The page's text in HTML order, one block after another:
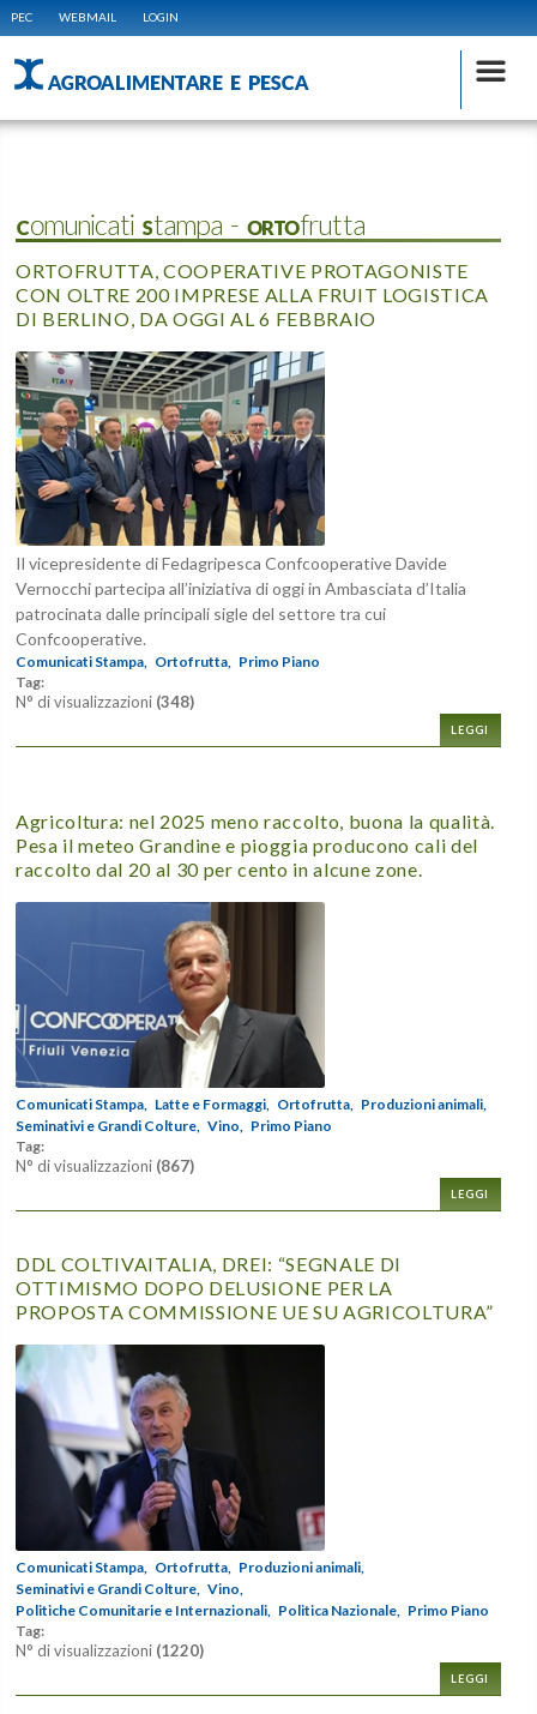
PEC WEBMAIL LOGIN
AGROALIMENTARE E PESCA
Comunicati Stampa - ORTOfrutta
ORTOFRUTTA, COOPERATIVE PROTAGONISTE
CON OLTRE 200 IMPRESE ALLA FRUIT LOGISTICA
DI BERLINO, DA OGGI AL 6 FEBBRAIO
Il vicepresidente di Fedagripesca Confcooperative Davide
Vernocchi partecipa all’iniziativa di oggi in Ambasciata d’Italia
patrocinata dalle principali sigle del settore tra cui
Confcooperative.
Comunicati Stampa, Ortofrutta, Primo Piano
Tag:
N° di visualizzazioni (348)
LEGGI
Agricoltura: nel 2025 meno raccolto, buona la qualità.
Pesa il meteo Grandine e pioggia producono cali del
raccolto dal 20 al 30 per cento in alcune zone.
Comunicati Stampa, Latte e Formaggi, Ortofrutta,
Produzioni animali,
Seminativi e Grandi Colture,
Vino,
Primo Piano
Tag:
N° di visualizzazioni (867)
LEGGI
DDL COLTIVAITALIA, DREI: “SEGNALE DI
OTTIMISMO DOPO DELUSIONE PER LA
PROPOSTA COMMISSIONE UE SU AGRICOLTURA”
Comunicati Stampa, Ortofrutta, Produzioni animali,
Seminativi e Grandi Colture, Vino,
Politiche Comunitarie e Internazionali, Politica Nazionale, Primo Piano
Tag:
N° di visualizzazioni (1220)
LEGGI